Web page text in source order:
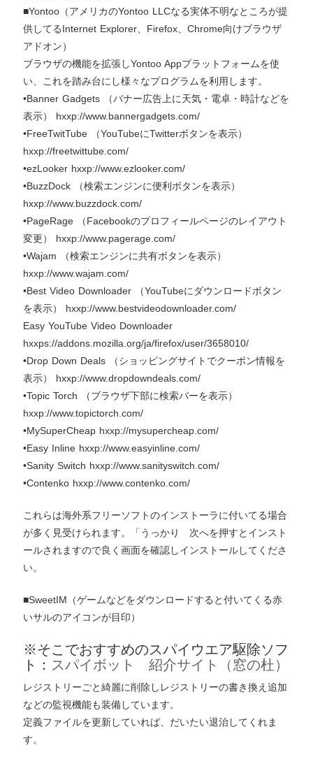
■Yontoo（アメリカのYontoo LLCなる実体不明なところが提
供してるInternet Explorer、Firefox、Chrome向けブラウザ
アドオン）
ブラウザの機能を拡張しYontoo Appプラットフォームを使
い、これを踏み台にし様々なプログラムを利用します。
•Banner Gadgets （バナー広告上に天気・電卓・時計などを
表示） hxxp://www.bannergadgets.com/
•FreeTwitTube （YouTubeにTwitterボタンを表示）
hxxp://freetwittube.com/
•ezLooker hxxp://www.ezlooker.com/
•BuzzDock （検索エンジンに便利ボタンを表示）
hxxp://www.buzzdock.com/
•PageRage （Facebookのプロフィールページのレイアウト
変更） hxxp://www.pagerage.com/
•Wajam （検索エンジンに共有ボタンを表示）
hxxp://www.wajam.com/
•Best Video Downloader （YouTubeにダウンロードボタン
を表示） hxxp://www.bestvideodownloader.com/
Easy YouTube Video Downloader
hxxps://addons.mozilla.org/ja/firefox/user/3658010/
•Drop Down Deals （ショッピングサイトでクーポン情報を
表示） hxxp://www.dropdowndeals.com/
•Topic Torch （ブラウザ下部に検索バーを表示）
hxxp://www.topictorch.com/
•MySuperCheap hxxp://mysupercheap.com/
•Easy Inline hxxp://www.easyinline.com/
•Sanity Switch hxxp://www.sanityswitch.com/
•Contenko hxxp://www.contenko.com/
これらは海外系フリーソフトのインストーラに付いてる場合
が多く見受けられます。「うっかり 次へを押すとインスト
ールされますので良く画面を確認しインストールしてくださ
い。
■SweetIM（ゲームなどをダウンロードすると付いてくる赤
いサルのアイコンが目印）
※そこでおすすめのスパイウエア駆除ソフ
ト： スパイボット 紹介サイト（窓の杜）
レジストリーごと綺麗に削除しレジストリーの書き換え追加
などの監視機能も装備しています。
定義ファイルを更新していれば、だいたい退治してくれま
す。